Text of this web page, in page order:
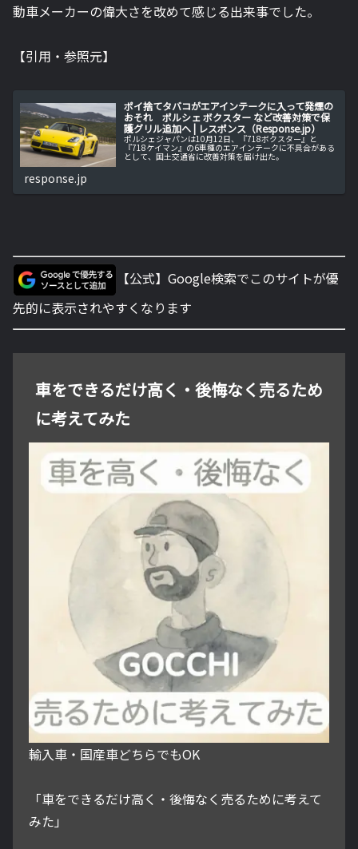
動車メーカーの偉大さを改めて感じる出来事でした。
【引用・参照元】
ポイ捨てタバコがエアインテークに入って発煙の
おそれ ポルシェ ボクスター など改善対策で保
護グリル追加へ | レスポンス（Response.jp）
ポルシェジャパンは10月12日、『718ボクスター』と
『718ケイマン』の6車種のエアインテークに不具合がある
として、国土交通省に改善対策を届け出た。
response.jp
【公式】Google検索でこのサイトが優
先的に表示されやすくなります
車をできるだけ高く・後悔なく売るため
に考えてみた
輸入車・国産車どちらでもOK
「車をできるだけ高く・後悔なく売るために考えて
みた」